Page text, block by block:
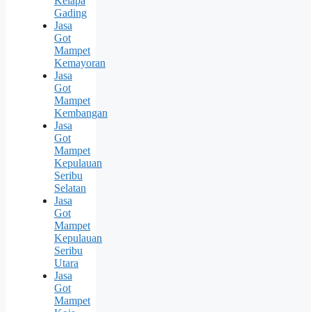
Gading
Jasa
Got
Mampet
Kemayoran
Jasa
Got
Mampet
Kembangan
Jasa
Got
Mampet
Kepulauan
Seribu
Selatan
Jasa
Got
Mampet
Kepulauan
Seribu
Utara
Jasa
Got
Mampet